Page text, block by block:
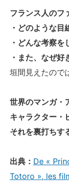
フランス人のフ
・どのような目
・どんな考察を
・また、なぜ好
垣間見えたので
世界のマンガ・
キャラクター・
それを裏打ちす
出典： De «
Totoro », les